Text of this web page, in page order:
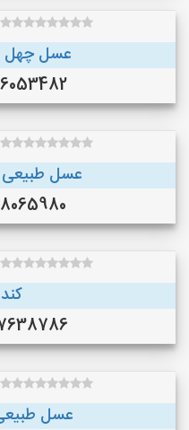
عسل چهل
09146053482
عسل طبیعی
09198065980
عسل